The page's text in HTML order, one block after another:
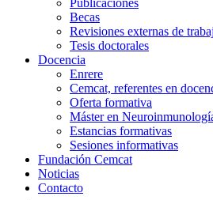
Becas
Revisiones externas de
Tesis doctorales
Docencia
Enrere
Cemcat, referentes en
Oferta formativa
Máster en
Estancias formativas
Sesiones informativas
Fundación Cemcat
Noticias
Contacto